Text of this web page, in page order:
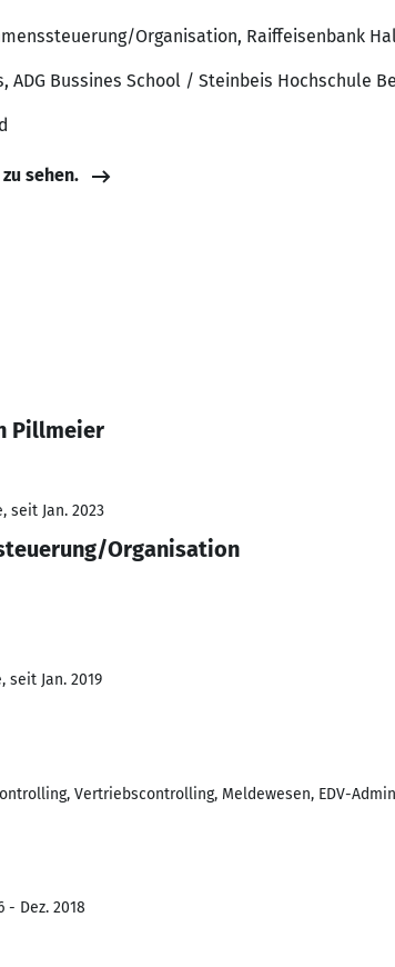
Organisation, Raiffeisenbank
ADG Bussines School / Steinbeis Hochschule
sehen.
Pillmeier
seit Jan. 2023
Organisation
seit Jan. 2019
Vertriebscontrolling, Meldewesen, EDV-
- Dez. 2018